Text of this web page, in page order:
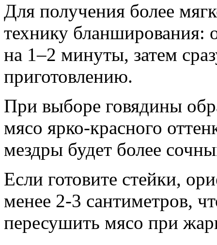
Для получения более
технику бланширования:
на 1–2 минуты, затем
приготовлению.
При выборе говядины
мясо ярко-красного
мездры будет более
Если готовите стейки,
менее 2-3 сантиметров,
пересушить мясо при